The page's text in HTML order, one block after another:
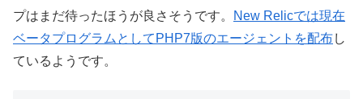
プはまだ待ったほうが良さそうです。
New Relicでは現在
ベータプログラムとしてPHP7版のエージェントを配布し
ているようです。